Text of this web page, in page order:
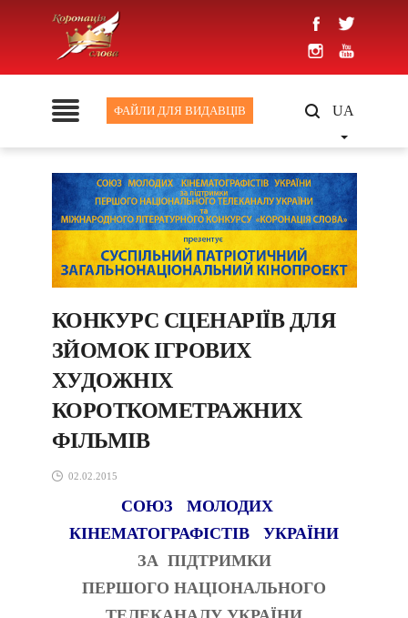
ФАЙЛИ ДЛЯ ВИДАВЦІВ UA
КОНКУРС СЦЕНАРІЇВ ДЛЯ
ЗЙОМОК ІГРОВИХ
ХУДОЖНІХ
КОРОТКОМЕТРАЖНИХ
ФІЛЬМІВ
02.02.2015
СОЮЗ МОЛОДИХ
КІНЕМАТОГРАФІСТІВ УКРАЇНИ
ЗА ПІДТРИМКИ
ПЕРШОГО НАЦІОНАЛЬНОГО